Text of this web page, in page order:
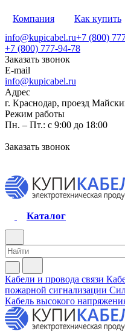
Компания Как купить
info@kupicabel.ru+7 (800)
+7 (800) 777-94-78
Заказать звонок
E-mail
info@kupicabel.ru
Адрес
г. Краснодар, проезд
Режим работы
Пн. – Пт.: с 9:00 до 18:00
Заказать звонок
Каталог
Кабели и провода связи
пожарной сигнализации
Кабель высокого